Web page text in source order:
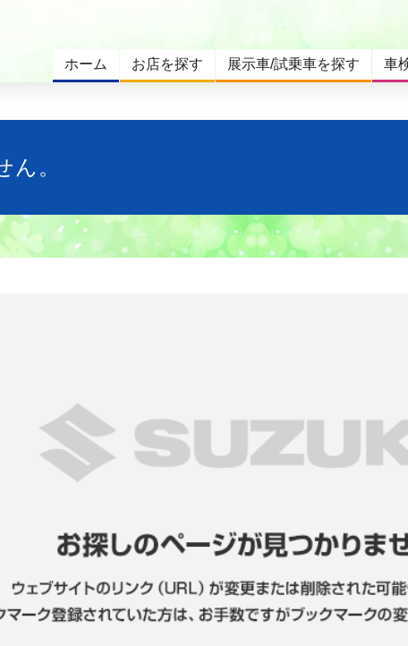
ホーム お店を探す 展示車/試乗車を探す 車
。